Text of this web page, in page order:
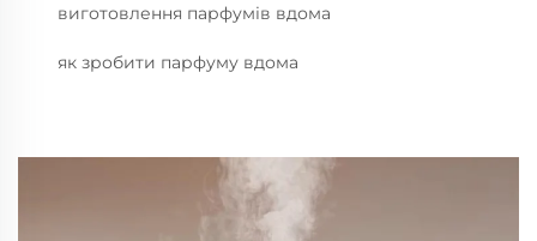
виготовлення парфумів вдома
як зробити парфуму вдома